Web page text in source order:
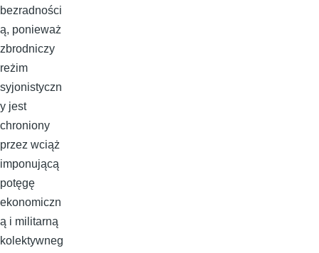
bezradności
ą, ponieważ
zbrodniczy
reżim
syjonistyczn
y jest
chroniony
przez wciąż
imponującą
potęgę
ekonomiczn
ą i militarną
kolektywneg